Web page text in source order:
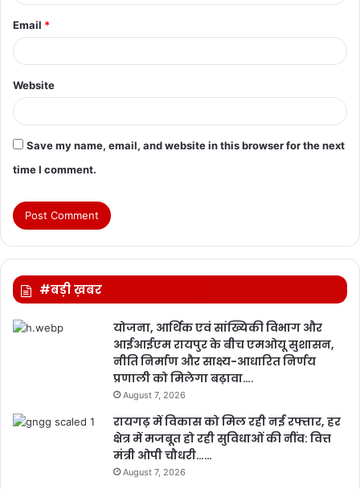
Email *
Website
Save my name, email, and website in this browser for the next
time I comment.
#बड़ी ख़बर
योजना, आर्थिक एवं सांख्यिकी विभाग और
आईआईएम रायपुर के बीच एमओयू सुशासन,
नीति निर्माण और साक्ष्य-आधारित निर्णय
प्रणाली को मिलेगा बढ़ावा….
August 7, 2026
रायगढ़ में विकास को मिल रही नई रफ्तार, हर
क्षेत्र में मजबूत हो रही सुविधाओं की नींव: वित्त
मंत्री ओपी चौधरी……
August 7, 2026